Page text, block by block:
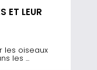
ET LEUR
les oiseaux
les ...